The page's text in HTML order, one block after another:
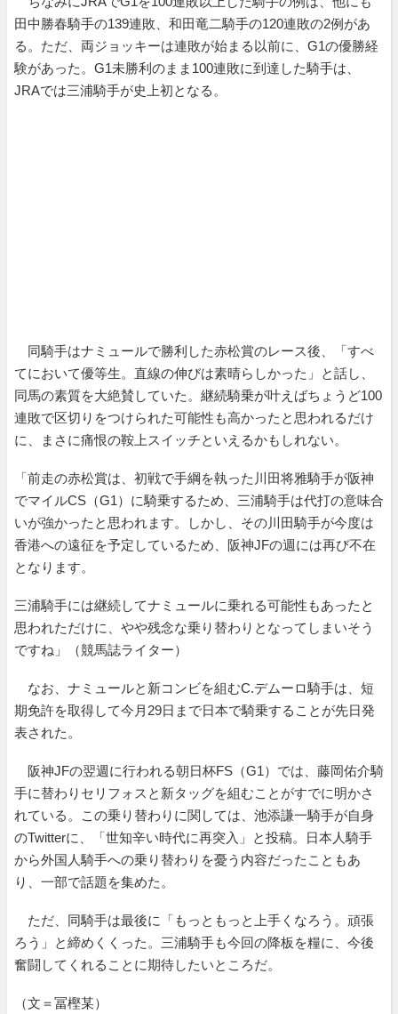
田中勝春騎手の139連敗、和田竜二騎手の120連敗の2例があ
る。ただ、両ジョッキーは連敗が始まる以前に、G1の優勝経
験があった。G1未勝利のまま100連敗に到達した騎手は、
JRAでは三浦騎手が史上初となる。
同騎手はナミュールで勝利した赤松賞のレース後、「すべ
てにおいて優等生。直線の伸びは素晴らしかった」と話し、
同馬の素質を大絶賛していた。継続騎乗が叶えばちょうど100
連敗で区切りをつけられた可能性も高かったと思われるだけ
に、まさに痛恨の鞍上スイッチといえるかもしれない。
「前走の赤松賞は、初戦で手綱を執った川田将雅騎手が阪神
でマイルCS（G1）に騎乗するため、三浦騎手は代打の意味合
いが強かったと思われます。しかし、その川田騎手が今度は
香港への遠征を予定しているため、阪神JFの週には再び不在
となります。
三浦騎手には継続してナミュールに乗れる可能性もあったと
思われただけに、やや残念な乗り替わりとなってしまいそう
ですね」（競馬誌ライター）
なお、ナミュールと新コンビを組むC.デムーロ騎手は、短
期免許を取得して今月29日まで日本で騎乗することが先日発
表された。
阪神JFの翌週に行われる朝日杯FS（G1）では、藤岡佑介騎
手に替わりセリフォスと新タッグを組むことがすでに明かさ
れている。この乗り替わりに関しては、池添謙一騎手が自身
のTwitterに、「世知辛い時代に再突入」と投稿。日本人騎手
から外国人騎手への乗り替わりを憂う内容だったこともあ
り、一部で話題を集めた。
ただ、同騎手は最後に「もっともっと上手くなろう。頑張
ろう」と締めくくった。三浦騎手も今回の降板を糧に、今後
奮闘してくれることに期待したいところだ。
（文＝冨樫某）